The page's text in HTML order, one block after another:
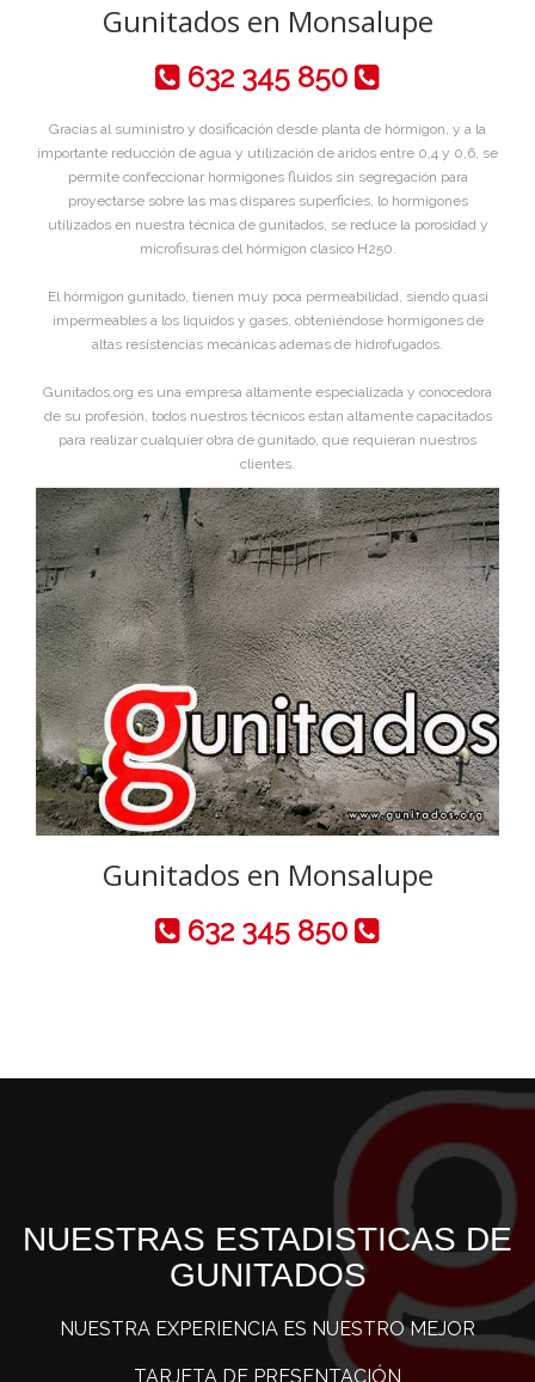
Gunitados en Monsalupe
632 345 850
Gracias al suministro y dosificación desde planta de hórmigon, y a la
importante reducción de agua y utilización de aridos entre 0,4 y 0,6, se
permite confeccionar hormigones fluidos sin segregación para
proyectarse sobre las mas dispares superficies, lo hormigones
utilizados en nuestra técnica de gunitados, se reduce la porosidad y
microfisuras del hórmigon clasico H250.
El hórmigon gunitado, tienen muy poca permeabilidad, siendo quasi
impermeables a los líquidos y gases, obteniéndose hormigones de
altas resistencias mecánicas ademas de hidrofugados.
Gunitados.org es una empresa altamente especializada y conocedora
de su profesión, todos nuestros técnicos estan altamente capacitados
para realizar cualquier obra de gunitado, que requieran nuestros
clientes.
Gunitados en Monsalupe
632 345 850
NUESTRAS ESTADISTICAS DE
GUNITADOS
NUESTRA EXPERIENCIA ES NUESTRO MEJOR
TARJETA DE PRESENTACIÓN